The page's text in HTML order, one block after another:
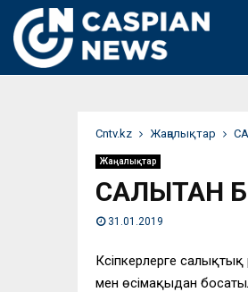
Сntv.kz Жаңалықтар
Жаңалықтар
САЛЫҚТАН
31.01.2019
Кәсіпкерлерге
мен өсімақыдан